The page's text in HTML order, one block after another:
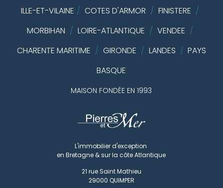
ILLE-ET-VILAINE / COTES D'ARMOR / FINISTERE /
MORBIHAN / LOIRE-ATLANTIQUE / VENDEE /
CHARENTE MARITIME / GIRONDE / LANDES / PAYS
BASQUE
MAISON FONDÉE EN 1993
L'immobilier d'exception
en Bretagne & sur la côte Atlantique
21 rue Saint Mathieu
29000 QUIMPER